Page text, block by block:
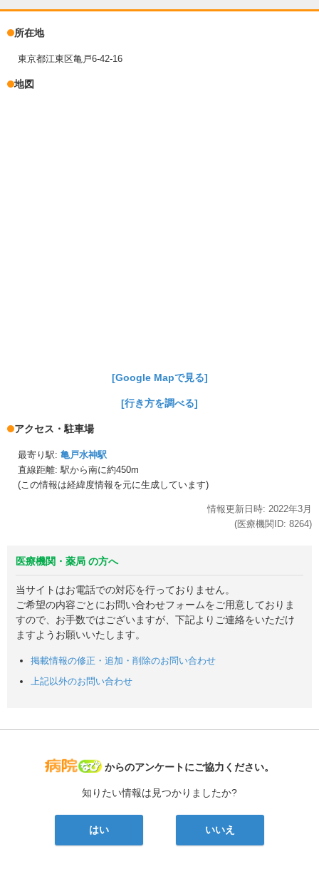
所在地
東京都江東区亀戸6-42-16
地図
[Google Mapで見る]
[行き方を調べる]
アクセス・駐車場
最寄り駅: 亀戸水神駅
直線距離: 駅から南に約450m
(この情報は経緯度情報を元に生成しています)
情報更新日時: 2022年3月
(医療機関ID: 8264)
医療機関・薬局 の方へ
当サイトはお電話での対応を行っておりません。
ご希望の内容ごとにお問い合わせフォームをご用意しておりま
すので、お手数ではございますが、下記よりご連絡をいただけ
ますようお願いいたします。
掲載情報の修正・追加・削除のお問い合わせ
上記以外のお問い合わせ
病院なび
からのアンケートにご協力ください。
知りたい情報は見つかりましたか?
はい いいえ